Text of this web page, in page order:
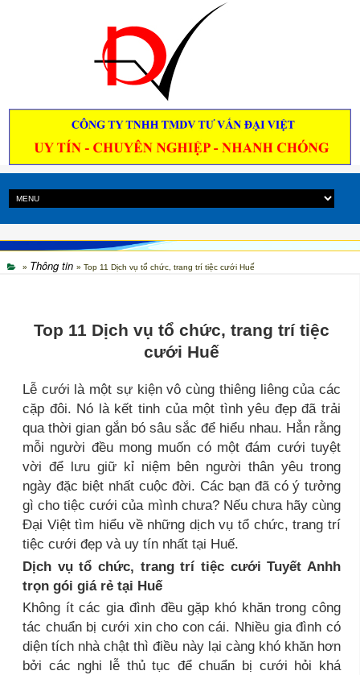
» Thông tin » Top 11 Dịch vụ tổ chức, trang trí tiệc cưới Huế
Top 11 Dịch vụ tổ chức, trang trí tiệc
cưới Huế
Lễ cưới là một sự kiện vô cùng thiêng liêng của các
cặp đôi. Nó là kết tinh của một tình yêu đẹp đã trải
qua thời gian gắn bó sâu sắc để hiểu nhau. Hẳn rằng
mỗi người đều mong muốn có một đám cưới tuyệt
vời để lưu giữ kỉ niệm bên người thân yêu trong
ngày đặc biệt nhất cuộc đời. Các bạn đã có ý tưởng
gì cho tiệc cưới của mình chưa? Nếu chưa hãy cùng
Đại Việt tìm hiểu về những dịch vụ tổ chức, trang trí
tiệc cưới đẹp và uy tín nhất tại Huế.
Dịch vụ tổ chức, trang trí tiệc cưới Tuyết Anhh
trọn gói giá rẻ tại Huế
Không ít các gia đình đều gặp khó khăn trong công
tác chuẩn bị cưới xin cho con cái. Nhiều gia đình có
diện tích nhà chật thì điều này lại càng khó khăn hơn
bởi các nghi lễ thủ tục để chuẩn bị cưới hỏi khá